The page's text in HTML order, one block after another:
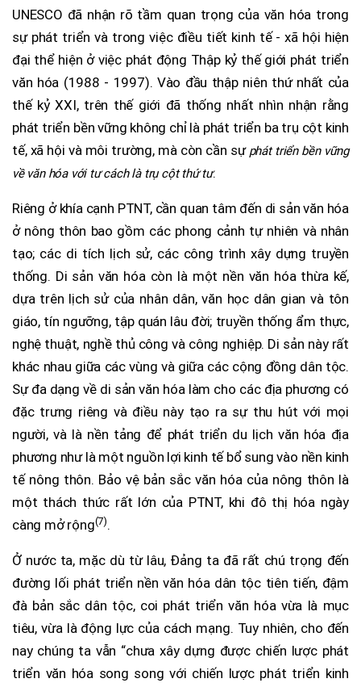
UNESCO đã nhận rõ tầm quan trọng của văn hóa trong
sự phát triển và trong việc điều tiết kinh tế - xã hội hiện
đại thể hiện ở việc phát động Thập kỷ thế giới phát triển
văn hóa (1988 - 1997). Vào đầu thập niên thứ nhất của
thế kỷ XXI, trên thế giới đã thống nhất nhìn nhận rằng
phát triển bền vững không chỉ là phát triển ba trụ cột kinh
tế, xã hội và môi trường, mà còn cần sự phát triển bền vững
về văn hóa với tư cách là trụ cột thứ tư.
Riêng ở khía cạnh PTNT, cần quan tâm đến di sản văn hóa
ở nông thôn bao gồm các phong cảnh tự nhiên và nhân
tạo; các di tích lịch sử, các công trình xây dựng truyền
thống. Di sản văn hóa còn là một nền văn hóa thừa kế,
dựa trên lịch sử của nhân dân, văn học dân gian và tôn
giáo, tín ngưỡng, tập quán lâu đời; truyền thống ẩm thực,
nghệ thuật, nghề thủ công và công nghiệp. Di sản này rất
khác nhau giữa các vùng và giữa các cộng đồng dân tộc.
Sự đa dạng về di sản văn hóa làm cho các địa phương có
đặc trưng riêng và điều này tạo ra sự thu hút với mọi
người, và là nền tảng để phát triển du lịch văn hóa địa
phương như là một nguồn lợi kinh tế bổ sung vào nền kinh
tế nông thôn. Bảo vệ bản sắc văn hóa của nông thôn là
một thách thức rất lớn của PTNT, khi đô thị hóa ngày
càng mở rộng(7).
Ở nước ta, mặc dù từ lâu, Đảng ta đã rất chú trọng đến
đường lối phát triển nền văn hóa dân tộc tiên tiến, đậm
đà bản sắc dân tộc, coi phát triển văn hóa vừa là mục
tiêu, vừa là động lực của cách mạng. Tuy nhiên, cho đến
nay chúng ta vẫn “chưa xây dựng được chiến lược phát
triển văn hóa song song với chiến lược phát triển kinh